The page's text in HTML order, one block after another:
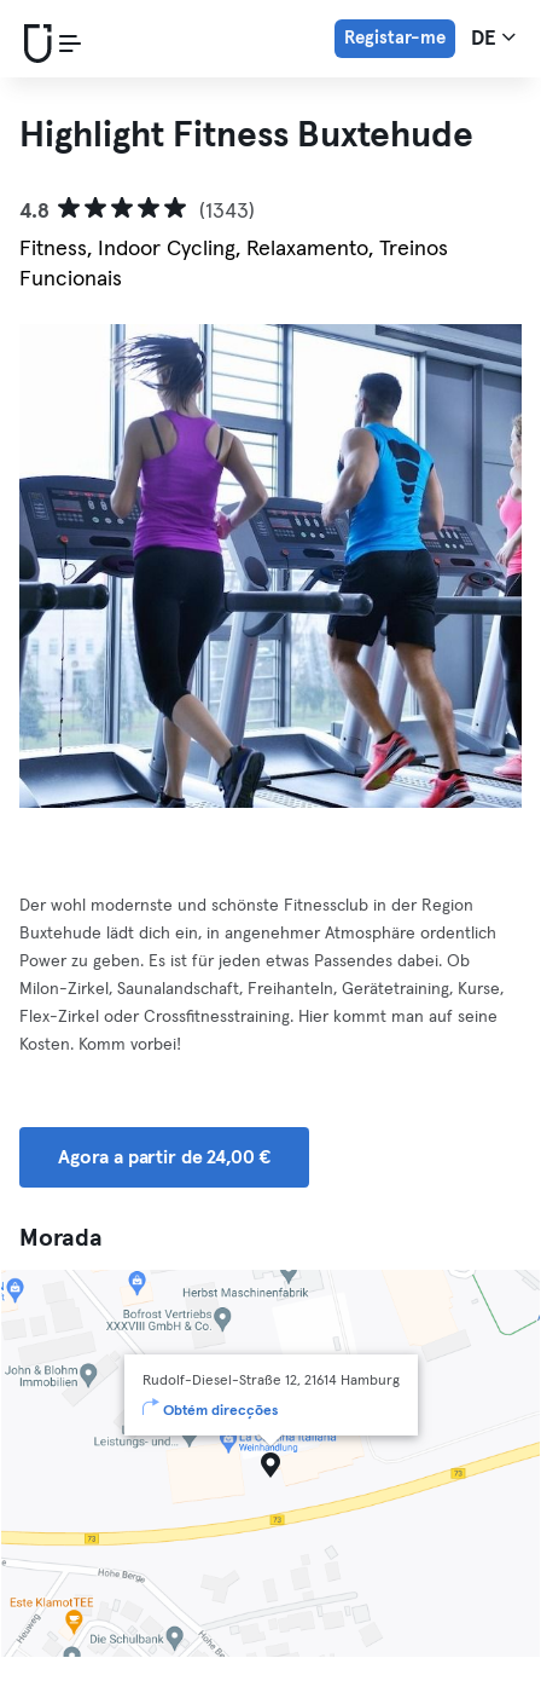
Registar-me DE
Highlight Fitness Buxtehude
4.8
(1343)
Fitness, Indoor Cycling, Relaxamento, Treinos
Funcionais
Der wohl modernste und schönste Fitnessclub in der Region
Buxtehude lädt dich ein, in angenehmer Atmosphäre ordentlich
Power zu geben. Es ist für jeden etwas Passendes dabei. Ob
Milon-Zirkel, Saunalandschaft, Freihanteln, Gerätetraining, Kurse,
Flex-Zirkel oder Crossfitnesstraining. Hier kommt man auf seine
Kosten. Komm vorbei!
Agora a partir de 24,00 €
Morada
Rudolf-Diesel-Straße 12, 21614 Hamburg
Obtém direcções